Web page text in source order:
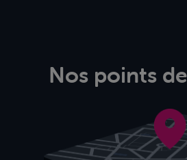
Nos points